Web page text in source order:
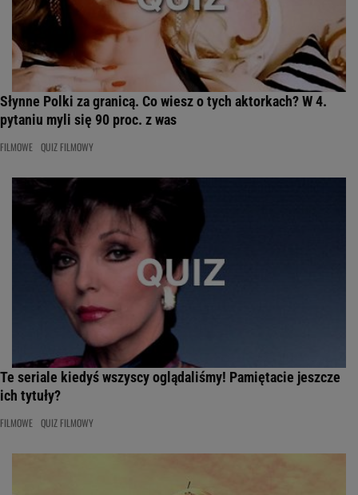
Słynne Polki za granicą. Co wiesz o tych aktorkach? W 4.
pytaniu myli się 90 proc. z was
FILMOWE QUIZ FILMOWY
Te seriale kiedyś wszyscy oglądaliśmy! Pamiętacie jeszcze
ich tytuły?
FILMOWE QUIZ FILMOWY